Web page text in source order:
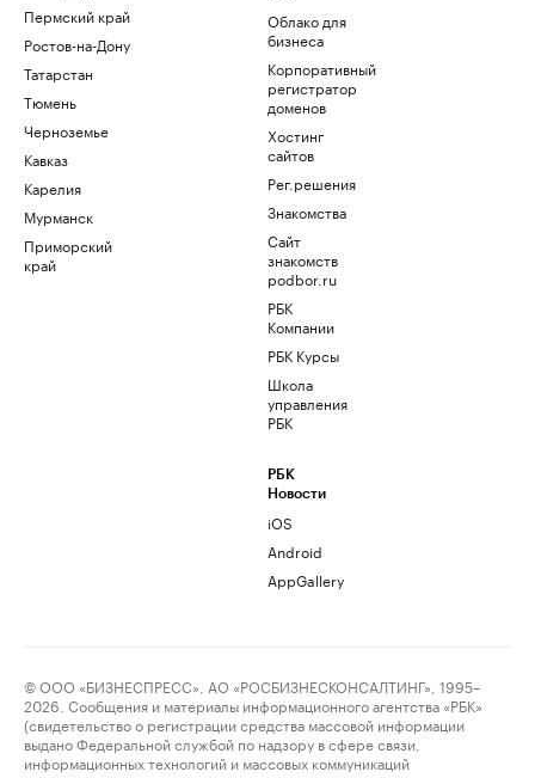
Пермский край
Ростов-на-Дону
Татарстан
Тюмень
Черноземье
Кавказ
Карелия
Мурманск
Приморский
край
Облако для
бизнеса
Корпоративный
регистратор
доменов
Хостинг
сайтов
Рег.решения
Знакомства
Сайт
знакомств
podbor.ru
РБК
Компании
РБК Курсы
Школа
управления
РБК
РБК
Новости
iOS
Android
AppGallery
© ООО «БИЗНЕСПРЕСС», АО «РОСБИЗНЕСКОНСАЛТИНГ», 1995–
2026. Сообщения и материалы информационного агентства «РБК»
(свидетельство о регистрации средства массовой информации
выдано Федеральной службой по надзору в сфере связи,
информационных технологий и массовых коммуникаций